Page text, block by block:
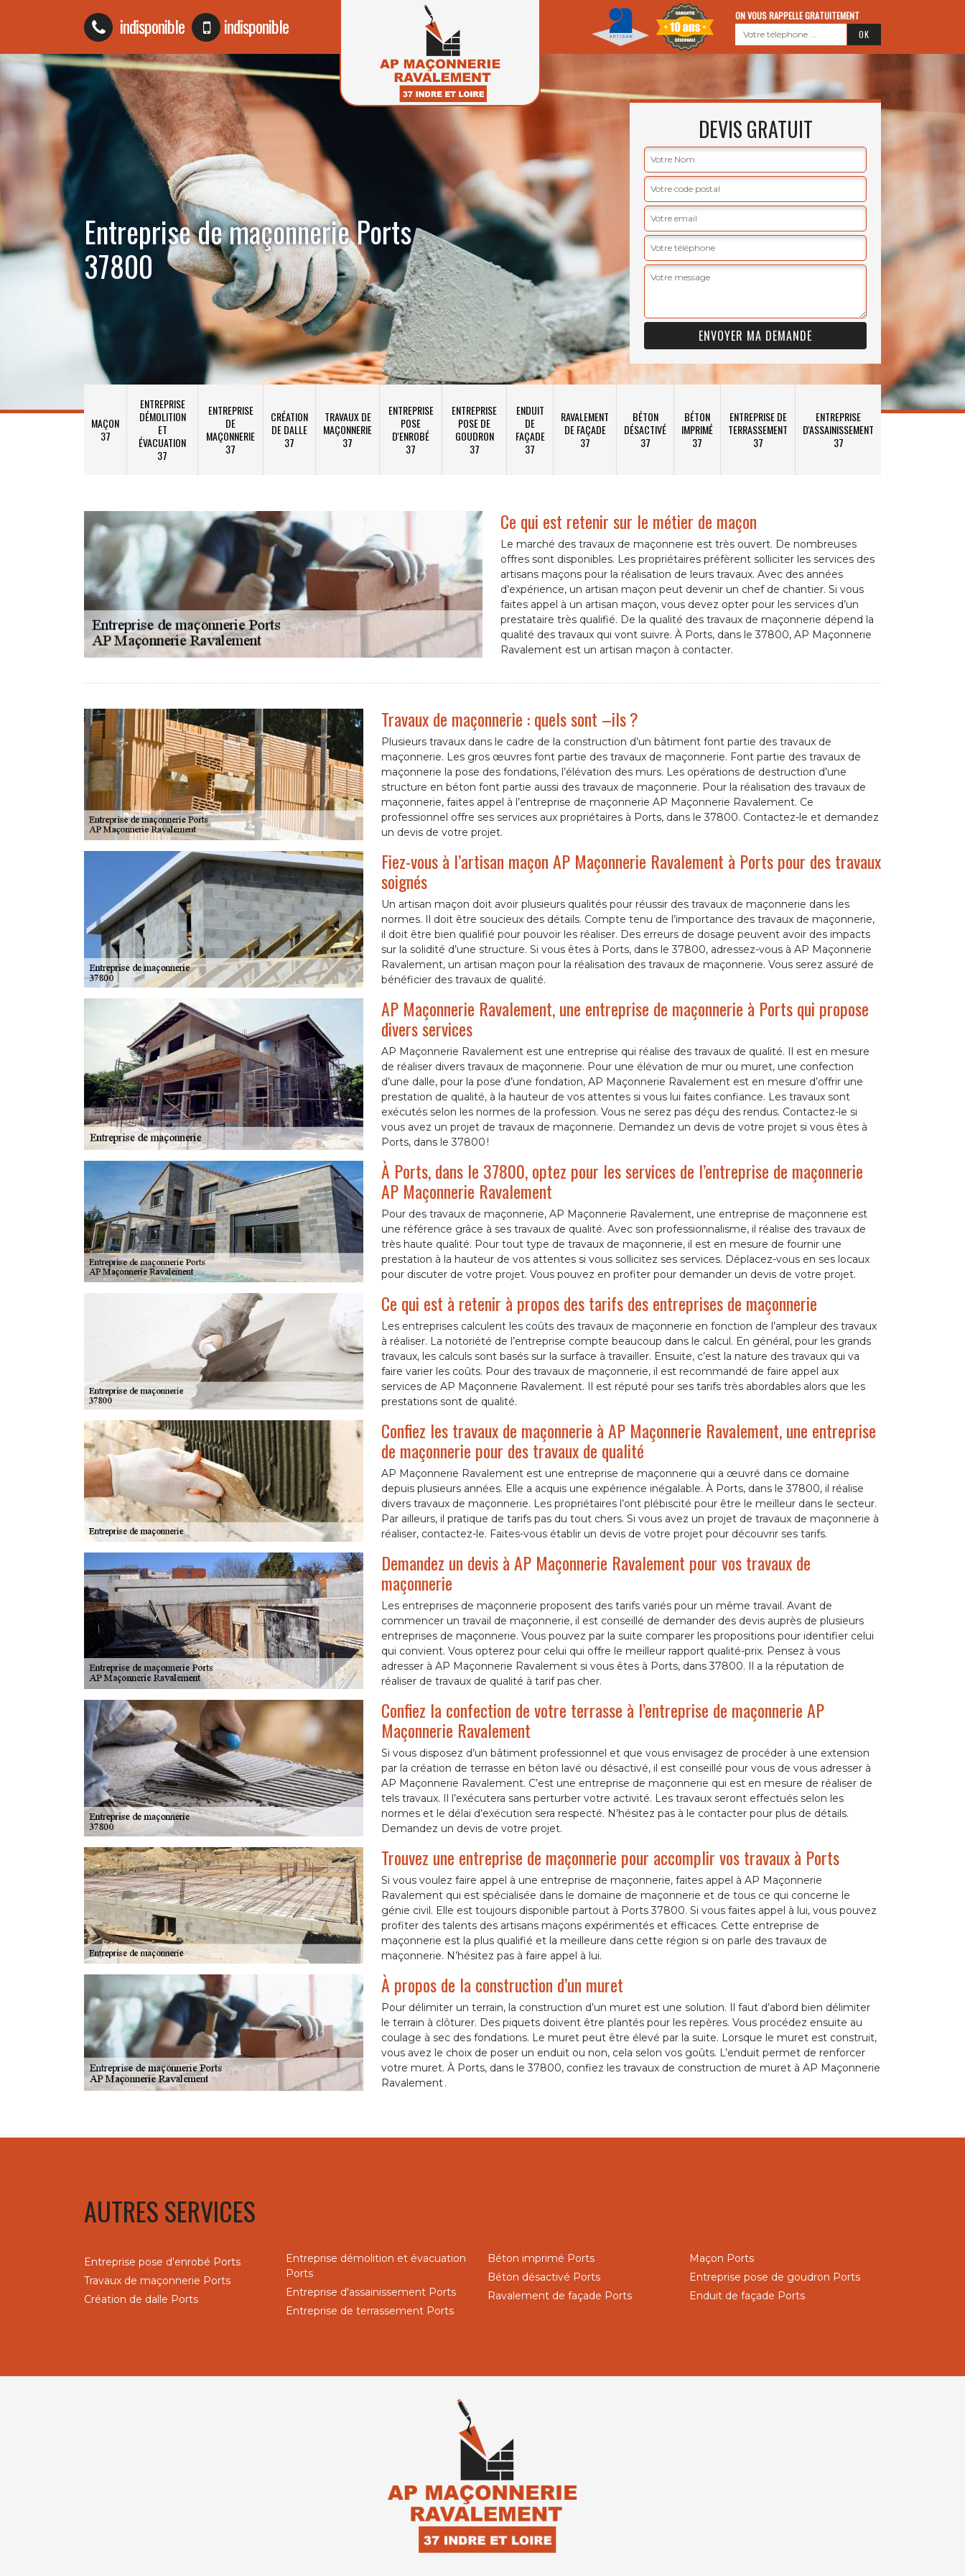
indisponible indisponible ON VOUS RAPPELLE GRATUITEMENT
Entreprise de maçonnerie Ports
37800
DEVIS GRATUIT
MAÇON
37
ENTREPRISE
DÉMOLITION
ET
ÉVACUATION
37
ENTREPRISE
DE
MAÇONNERIE
37
CRÉATION
DE DALLE
37
TRAVAUX DE
MAÇONNERIE
37
ENTREPRISE
POSE
D'ENROBÉ
37
ENTREPRISE
POSE DE
GOUDRON
37
ENDUIT
DE
FAÇADE
37
RAVALEMENT
DE FAÇADE
37
BÉTON
DÉSACTIVÉ
37
BÉTON
IMPRIMÉ
37
ENTREPRISE DE
TERRASSEMENT
37
ENTREPRISE
D'ASSAINISSEMENT
37
Ce qui est retenir sur le métier de maçon
Le marché des travaux de maçonnerie est très ouvert. De nombreuses
offres sont disponibles. Les propriétaires préfèrent solliciter les services des
artisans maçons pour la réalisation de leurs travaux. Avec des années
d’expérience, un artisan maçon peut devenir un chef de chantier. Si vous
faites appel à un artisan maçon, vous devez opter pour les services d’un
prestataire très qualifié. De la qualité des travaux de maçonnerie dépend la
qualité des travaux qui vont suivre. À Ports, dans le 37800, AP Maçonnerie
Ravalement est un artisan maçon à contacter.
Travaux de maçonnerie : quels sont –ils ?
Plusieurs travaux dans le cadre de la construction d’un bâtiment font partie des travaux de
maçonnerie. Les gros œuvres font partie des travaux de maçonnerie. Font partie des travaux de
maçonnerie la pose des fondations, l’élévation des murs. Les opérations de destruction d’une
structure en béton font partie aussi des travaux de maçonnerie. Pour la réalisation des travaux de
maçonnerie, faites appel à l’entreprise de maçonnerie AP Maçonnerie Ravalement. Ce
professionnel offre ses services aux propriétaires à Ports, dans le 37800. Contactez-le et demandez
un devis de votre projet.
Fiez-vous à l’artisan maçon AP Maçonnerie Ravalement à Ports pour des travaux
soignés
Un artisan maçon doit avoir plusieurs qualités pour réussir des travaux de maçonnerie dans les
normes. Il doit être soucieux des détails. Compte tenu de l’importance des travaux de maçonnerie,
il doit être bien qualifié pour pouvoir les réaliser. Des erreurs de dosage peuvent avoir des impacts
sur la solidité d’une structure. Si vous êtes à Ports, dans le 37800, adressez-vous à AP Maçonnerie
Ravalement, un artisan maçon pour la réalisation des travaux de maçonnerie. Vous serez assuré de
bénéficier des travaux de qualité.
AP Maçonnerie Ravalement, une entreprise de maçonnerie à Ports qui propose
divers services
AP Maçonnerie Ravalement est une entreprise qui réalise des travaux de qualité. Il est en mesure
de réaliser divers travaux de maçonnerie. Pour une élévation de mur ou muret, une confection
d’une dalle, pour la pose d’une fondation, AP Maçonnerie Ravalement est en mesure d’offrir une
prestation de qualité, à la hauteur de vos attentes si vous lui faites confiance. Les travaux sont
exécutés selon les normes de la profession. Vous ne serez pas déçu des rendus. Contactez-le si
vous avez un projet de travaux de maçonnerie. Demandez un devis de votre projet si vous êtes à
Ports, dans le 37800 !
À Ports, dans le 37800, optez pour les services de l’entreprise de maçonnerie
AP Maçonnerie Ravalement
Pour des travaux de maçonnerie, AP Maçonnerie Ravalement, une entreprise de maçonnerie est
une référence grâce à ses travaux de qualité. Avec son professionnalisme, il réalise des travaux de
très haute qualité. Pour tout type de travaux de maçonnerie, il est en mesure de fournir une
prestation à la hauteur de vos attentes si vous sollicitez ses services. Déplacez-vous en ses locaux
pour discuter de votre projet. Vous pouvez en profiter pour demander un devis de votre projet.
Ce qui est à retenir à propos des tarifs des entreprises de maçonnerie
Les entreprises calculent les coûts des travaux de maçonnerie en fonction de l’ampleur des travaux
à réaliser. La notoriété de l’entreprise compte beaucoup dans le calcul. En général, pour les grands
travaux, les calculs sont basés sur la surface à travailler. Ensuite, c’est la nature des travaux qui va
faire varier les coûts. Pour des travaux de maçonnerie, il est recommandé de faire appel aux
services de AP Maçonnerie Ravalement. Il est réputé pour ses tarifs très abordables alors que les
prestations sont de qualité.
Confiez les travaux de maçonnerie à AP Maçonnerie Ravalement, une entreprise
de maçonnerie pour des travaux de qualité
AP Maçonnerie Ravalement est une entreprise de maçonnerie qui a œuvré dans ce domaine
depuis plusieurs années. Elle a acquis une expérience inégalable. À Ports, dans le 37800, il réalise
divers travaux de maçonnerie. Les propriétaires l’ont plébiscité pour être le meilleur dans le secteur.
Par ailleurs, il pratique de tarifs pas du tout chers. Si vous avez un projet de travaux de maçonnerie à
réaliser, contactez-le. Faites-vous établir un devis de votre projet pour découvrir ses tarifs.
Demandez un devis à AP Maçonnerie Ravalement pour vos travaux de
maçonnerie
Les entreprises de maçonnerie proposent des tarifs variés pour un même travail. Avant de
commencer un travail de maçonnerie, il est conseillé de demander des devis auprès de plusieurs
entreprises de maçonnerie. Vous pouvez par la suite comparer les propositions pour identifier celui
qui convient. Vous opterez pour celui qui offre le meilleur rapport qualité-prix. Pensez à vous
adresser à AP Maçonnerie Ravalement si vous êtes à Ports, dans 37800. Il a la réputation de
réaliser de travaux de qualité à tarif pas cher.
Confiez la confection de votre terrasse à l’entreprise de maçonnerie AP
Maçonnerie Ravalement
Si vous disposez d’un bâtiment professionnel et que vous envisagez de procéder à une extension
par la création de terrasse en béton lavé ou désactivé, il est conseillé pour vous de vous adresser à
AP Maçonnerie Ravalement. C’est une entreprise de maçonnerie qui est en mesure de réaliser de
tels travaux. Il l’exécutera sans perturber votre activité. Les travaux seront effectués selon les
normes et le délai d’exécution sera respecté. N’hésitez pas à le contacter pour plus de détails.
Demandez un devis de votre projet.
Trouvez une entreprise de maçonnerie pour accomplir vos travaux à Ports
Si vous voulez faire appel à une entreprise de maçonnerie, faites appel à AP Maçonnerie
Ravalement qui est spécialisée dans le domaine de maçonnerie et de tous ce qui concerne le
génie civil. Elle est toujours disponible partout à Ports 37800. Si vous faites appel à lui, vous pouvez
profiter des talents des artisans maçons expérimentés et efficaces. Cette entreprise de
maçonnerie est la plus qualifié et la meilleure dans cette région si on parle des travaux de
maçonnerie. N’hésitez pas à faire appel à lui.
À propos de la construction d’un muret
Pour délimiter un terrain, la construction d’un muret est une solution. Il faut d’abord bien délimiter
le terrain à clôturer. Des piquets doivent être plantés pour les repères. Vous procédez ensuite au
coulage à sec des fondations. Le muret peut être élevé par la suite. Lorsque le muret est construit,
vous avez le choix de poser un enduit ou non, cela selon vos goûts. L’enduit permet de renforcer
votre muret. À Ports, dans le 37800, confiez les travaux de construction de muret à AP Maçonnerie
Ravalement .
AUTRES SERVICES
Entreprise pose d'enrobé Ports
Travaux de maçonnerie Ports
Création de dalle Ports
Entreprise démolition et évacuation
Ports
Entreprise d'assainissement Ports
Entreprise de terrassement Ports
Béton imprimé Ports
Béton désactivé Ports
Ravalement de façade Ports
Maçon Ports
Entreprise pose de goudron Ports
Enduit de façade Ports